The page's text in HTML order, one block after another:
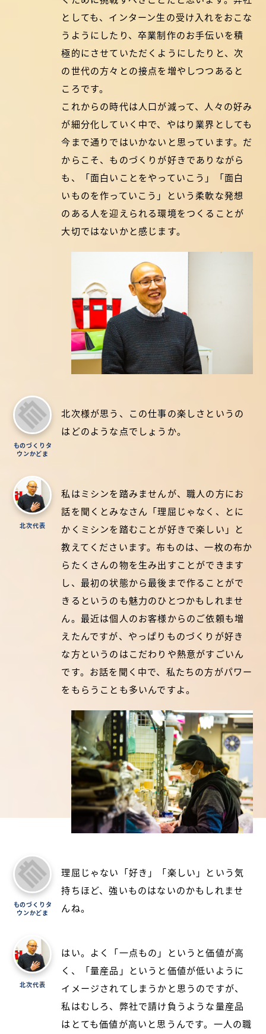
としても、インターン生の受け入れをおこな
うようにしたり、卒業制作のお手伝いを積
極的にさせていただくようにしたりと、次
の世代の方々との接点を増やしつつあると
ころです。
これからの時代は人口が減って、人々の好み
が細分化していく中で、やはり業界としても
今まで通りではいかないと思っています。だ
からこそ、ものづくりが好きでありながら
も、「面白いことをやっていこう」「面白
いものを作っていこう」という柔軟な発想
のある人を迎えられる環境をつくることが
大切ではないかと感じます。
ものづくりタ
ウンかどま
北次様が思う、この仕事の楽しさというの
はどのような点でしょうか。
北次代表
私はミシンを踏みませんが、職人の方にお
話を聞くとみなさん「理屈じゃなく、とに
かくミシンを踏むことが好きで楽しい」と
教えてくださいます。布ものは、一枚の布か
らたくさんの物を生み出すことができます
し、最初の状態から最後まで作ることがで
きるというのも魅力のひとつかもしれませ
ん。最近は個人のお客様からのご依頼も増
えたんですが、やっぱりものづくりが好き
な方というのはこだわりや熱意がすごいん
です。お話を聞く中で、私たちの方がパワー
をもらうことも多いんですよ。
ものづくりタ
ウンかどま
理屈じゃない「好き」「楽しい」という気
持ちほど、強いものはないのかもしれませ
んね。
北次代表
はい。よく「一点もの」というと価値が高
く、「量産品」というと価値が低いように
イメージされてしまうかと思うのですが、
私はむしろ、弊社で請け負うような量産品
はとても価値が高いと思うんです。一人の職